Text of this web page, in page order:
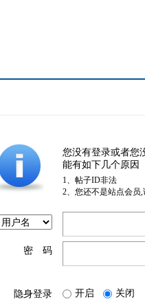
您没有登录或者您
能有如下几个原因
1、帖子ID非法
2、您还不是站点会员
密 码
隐身登录 开启 关闭